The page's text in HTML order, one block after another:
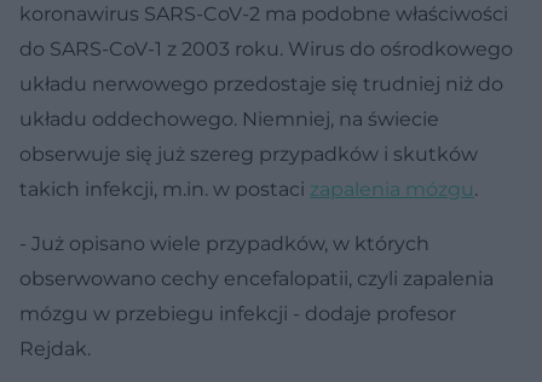
koronawirus SARS-CoV-2 ma podobne właściwości
do SARS-CoV-1 z 2003 roku. Wirus do ośrodkowego
układu nerwowego przedostaje się trudniej niż do
układu oddechowego. Niemniej, na świecie
obserwuje się już szereg przypadków i skutków
takich infekcji, m.in. w postaci zapalenia mózgu.
- Już opisano wiele przypadków, w których
obserwowano cechy encefalopatii, czyli zapalenia
mózgu w przebiegu infekcji - dodaje profesor
Rejdak.